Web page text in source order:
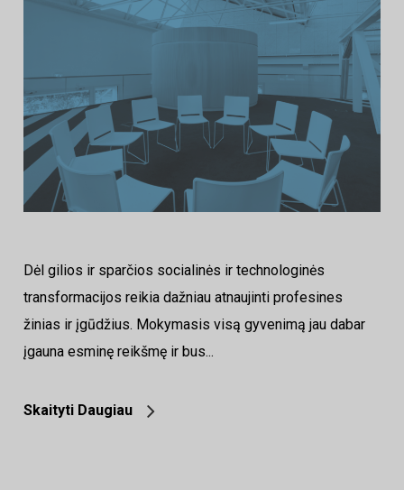
Dėl gilios ir sparčios socialinės ir technologinės
transformacijos reikia dažniau atnaujinti profesines
žinias ir įgūdžius. Mokymasis visą gyvenimą jau dabar
įgauna esminę reikšmę ir bus...
Skaityti Daugiau